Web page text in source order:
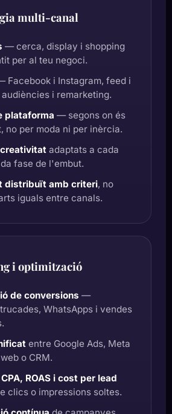
multi-canal
— cerca, display i shopping
per al teu negoci.
Facebook i Instagram, feed i
i remarketing.
plataforma — segons on és
no per moda ni per inèrcia.
adaptats a cada
fase de l'embut.
distribuït amb criteri, no
iguals entre canals.
i optimització
de conversions —
WhatsApps i vendes
entre Google Ads, Meta
o CRM.
ROAS i cost per lead
clics o impressions soltes.